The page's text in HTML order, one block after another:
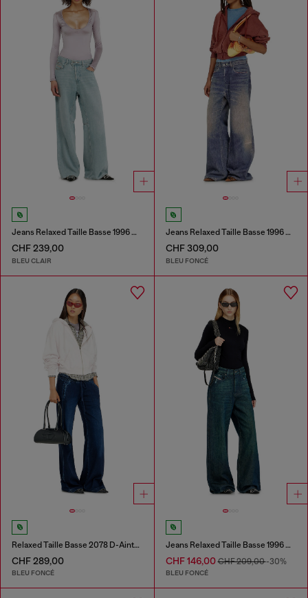
Jeans Relaxed Taille Basse 1996 D-Sire
CHF 239,00
BLEU CLAIR
Jeans Relaxed Taille Basse 1996 D-Sire
CHF 309,00
BLEU FONCÉ
Relaxed Taille Basse 2078 D-Ainty Joggjeans®
CHF 289,00
BLEU FONCÉ
Jeans Relaxed Taille Basse 1996 D-Sire
CHF 146,00CHF 209,00-30%
BLEU FONCÉ